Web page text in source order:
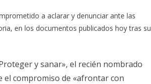
a aclarar y denunciar ante las
en los documentos publicados hoy tras su
y sanar», el recién nombrado
el compromiso de «afrontar con